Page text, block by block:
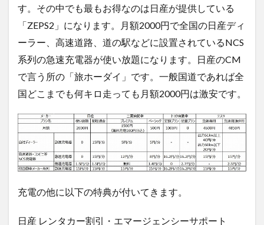
す。その中でも最もお得なのは日産が提供している
「ZEPS2」になります。月額2000円で全国の日産ディ
ーラー、高速道路、道の駅などに設置されているNCS
系列の急速充電器が使い放題になります。日産のCM
で言う所の「旅ホーダイ」です。一般国道であれば全
国どこまでも何キロ走っても月額2000円は激安です。
充電の他に以下の特典が付いてきます。
日産 レンタカー割引・エマージェンシーサポート